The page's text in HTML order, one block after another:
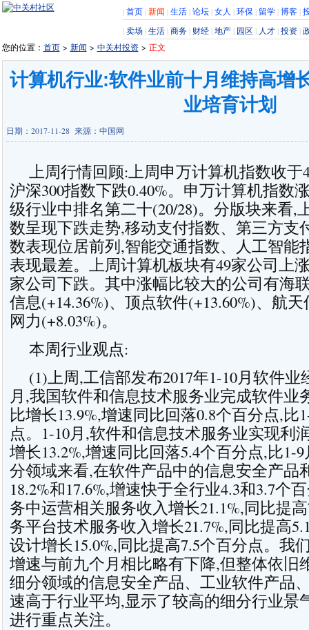
|首页|新闻 |生活|论坛|女人 |环保| 留学|博客|
|卖场|生活|商务| 财经|地产| 园区| 人才|投资|
您的位置： 首页> 新闻 > 中关村投资> 正文
计算机行业:软件业前十月维持高增
业培育计划
日期：2017-11-28 来源：中国网
上周行情回顾:上周申万计算机指数收于
沪深300指数下跌0.40%。申万计算机指数
级行业中排名第二十(20/28)。分版块来看,
数呈现下跌走势,移动支付指数、第三方支
数表现位居前列,智能交通指数、人工智能
表现最差。上周计算机板块有49家公司上
家公司下跌。其中涨幅比较大的公司有海
信息(+14.36%)、顶点软件(+13.60%)、 航天
网力(+8.03%)。
本周行业观点:
(1)上周,工信部发布2017年1-10月软件业
月,我国软件和信息技术服务业完成软件业
比增长13.9%,增速同比回落0.8个百分点,比
点。1-10月,软件和信息技术服务业实现利
增长13.2%,增速同比回落5.4个百分点,比1-
分领域来看,在软件产品中的信息安全产品
18.2%和17.6%,增速快于全行业4.3和3.7个
务中运营相关服务收入增长21.1%,同比提
务平台技术服务收入增长21.7%,同比提高
设计增长15.0%,同比提高7.5个百分点。我
增速与前九个月相比略有下降,但整体依旧
细分领域的信息安全产品、工业软件产品
速高于行业平均,显示了较高的细分行业景
进行重点关注。